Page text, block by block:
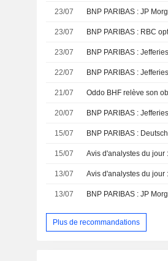
23/07 BNP PARIBAS : JP
23/07 BNP PARIBAS : RBC
23/07 BNP PARIBAS :
22/07 BNP PARIBAS :
21/07 Oddo BHF relève son
20/07 BNP PARIBAS :
15/07 BNP PARIBAS :
15/07
13/07 Avis d'analystes du jour
13/07 BNP PARIBAS : JP
Plus de recommandations